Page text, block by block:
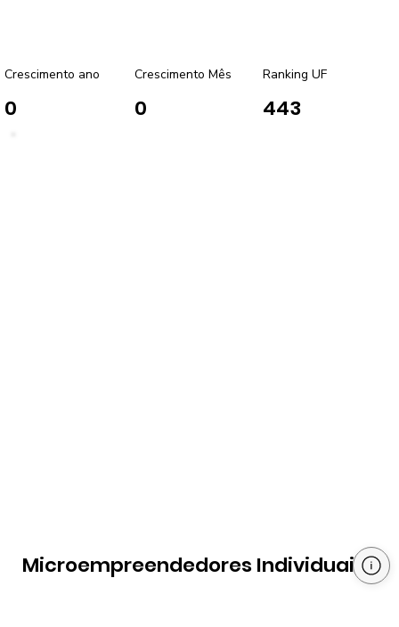
0
Crescimento ano
0 443
Ranking UF
Crescimento Mês
Microempreendedores Individuais